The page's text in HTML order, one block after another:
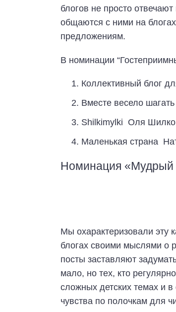
блогов не просто
общаются с ними на
предложениям.
В номинации
Коллективный блог
Вместе весело
Shilkimylki Оля Шилко
Маленькая страна
Номинация «Мудрый
Мы охарактеризовали эту
блогах своими мыслями о
посты заставляют
мало, но тех, кто
сложных детских темах и
чувства по полочкам для